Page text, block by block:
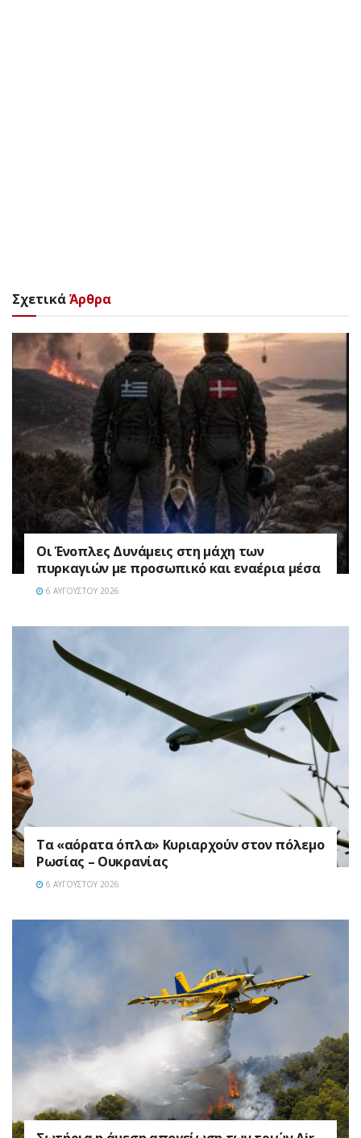
ΣχετικάΆρθρα
Οι Ένοπλες Δυνάμεις στη μάχη των
πυρκαγιών με προσωπικό και εναέρια μέσα
6 ΑΥΓΟΎΣΤΟΥ 2026
Τα «αόρατα όπλα» Κυριαρχούν στον πόλεμο
Ρωσίας – Ουκρανίας
6 ΑΥΓΟΎΣΤΟΥ 2026